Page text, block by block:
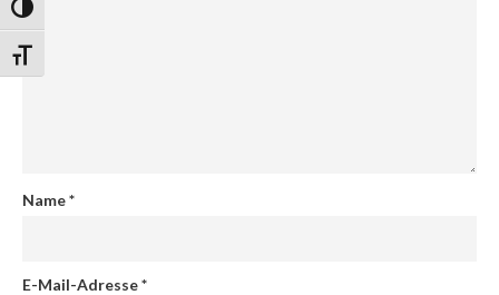
Umschalten auf hohe Kontraste
Schrift vergrößern
Name*
E-Mail-Adresse*